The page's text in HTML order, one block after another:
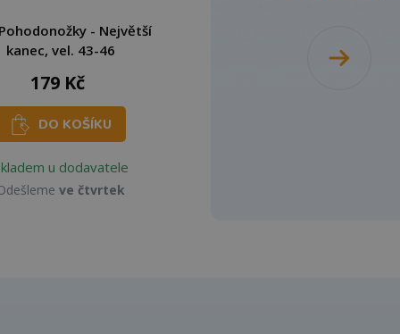
- Největší
kanec, vel. 43-46
179 Kč
DO KOŠÍKU
u dodavatele
ve čtvrtek